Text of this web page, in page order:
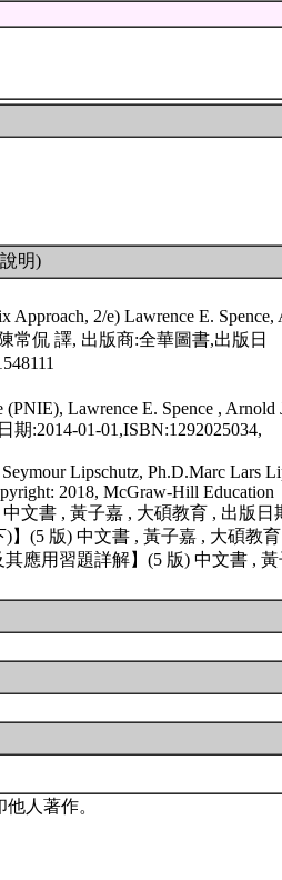
明)
2/e) Lawrence E. Spence,
常侃 譯, 出版商:全華圖書,出版日
Lawrence E. Spence , Arnold
期:2014-01-01,ISBN:1292025034,
Lipschutz, Ph.D.Marc Lars
2018, McGraw-Hill Education
文書 , 黃子嘉 , 大碩教育 , 出版日
】(5 版) 中文書 , 黃子嘉 , 大碩教
應用習題詳解】(5 版) 中文書 ,
人著作。